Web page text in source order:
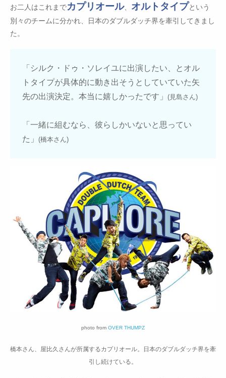
お二人はこれまでカプリオール、 オルトタイプという
別々のチームに分かれ、日本のダブルダッチ界を牽引してきまし
た。
「シルク・ドゥ・ソレイユに出演したい、とオル
トタイプが具体的に動き出そうとしていていた矢
先の出演決定。本当に嬉しかったです」 (見島さん)
「一緒に組むなら、彼らしかいないと思ってい
た」 (橋本さん)
photo from OVER THUMPZ
橋本さん、屋比久さんが所属するカプリオール。日本のダブルダッチ界を牽
引し続けている。